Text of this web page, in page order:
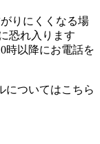
りにくくなる場
恐れ入ります
時以降にお電話を
についてはこちら